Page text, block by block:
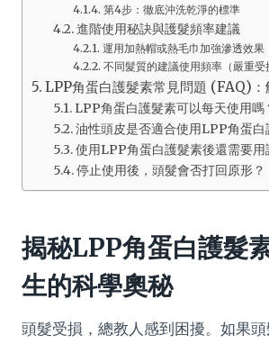
第4步：徹底沖洗乾淨的標準
進階使用秘訣與護髮頻率建議
運用加熱帽或熱毛巾加強滲透效果
不同髮質的建議使用頻率（嚴重受
LPP角蛋白護髮素常見問題 (FAQ)：
LPP角蛋白護髮素可以每天使用嗎
油性頭皮是否適合使用LPP角蛋白
使用LPP角蛋白護髮素後還需要用
停止使用後，頭髮會否打回原形？
揭秘LPP角蛋白護髮
生的科學奧秘
頭髮受損，總教人感到困擾。如果